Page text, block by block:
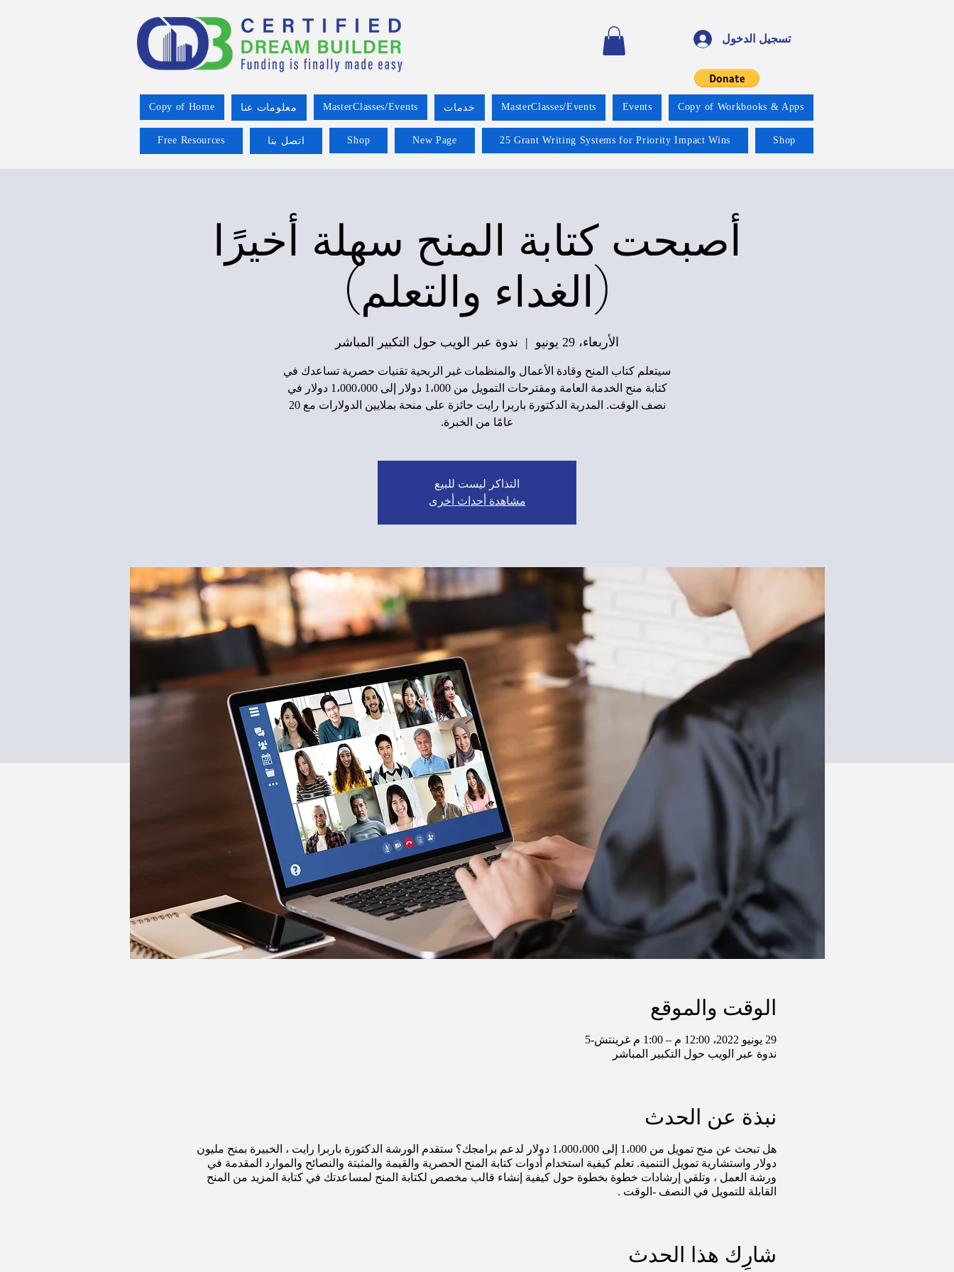
تسجيل الدخول
Copy of Home معلومات عنا MasterClasses/Events خدمات MasterClasses/Events Events Copy of Workbooks & Apps
Free Resources اتصل بنا Shop New Page 25 Grant Writing Systems for Priority Impact Wins Shop
أصبحت كتابة المنح سهلة أخيرًا
(الغداء والتعلم)
الأربعاء، 29 يونيو
  |
ندوة عبر الويب حول التكبير المباشر
سيتعلم كتاب المنح وقادة الأعمال والمنظمات غير الربحية تقنيات حصرية تساعدك في
كتابة منح الخدمة العامة ومقترحات التمويل من 1،000 دولار إلى 1،000،000 دولار في
نصف الوقت. المدربة الدكتورة باربرا رايت حائزة على منحة بملايين الدولارات مع 20
عامًا من الخبرة.
التذاكر ليست للبيع
مشاهدة أحداث أخرى
الوقت والموقع
29 يونيو 2022، 12:00 م – 1:00 م غرينتش-5
ندوة عبر الويب حول التكبير المباشر
نبذة عن الحدث
هل تبحث عن منح تمويل من 1،000 إلى 1،000،000 دولار لدعم برامجك؟ ستقدم الورشة الدكتورة باربرا رايت ، الخبيرة بمنح مليون
دولار واستشارية تمويل التنمية. تعلم كيفية استخدام أدوات كتابة المنح الحصرية والقيمة والمثبتة والنصائح والموارد المقدمة في
ورشة العمل ، وتلقي إرشادات خطوة بخطوة حول كيفية إنشاء قالب مخصص لكتابة المنح لمساعدتك في كتابة المزيد من المنح
القابلة للتمويل في النصف -الوقت .
شارِك هذا الحدث